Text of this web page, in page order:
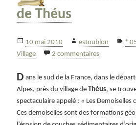
de Théus
Publié
le
10 mai 2010 Auteur
estoublon *
Village
2 commentairessur Les
D ans le sud de la France, dans le
Alpes, près du village de
Théus, se
spectaculaire appelé : « Les Demoiselles
Ces demoiselles sont des formations